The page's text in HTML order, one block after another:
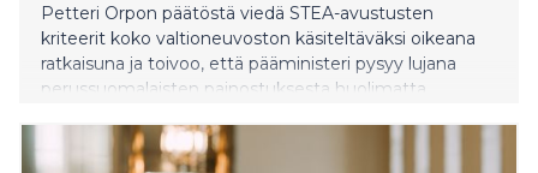
Petteri Orpon päätöstä viedä STEA-avustusten
kriteerit koko valtioneuvoston käsiteltäväksi oikeana
ratkaisuna ja toivoo, että pääministeri pysyy lujana
perussuomalaisten painostuksesta huolimatta.